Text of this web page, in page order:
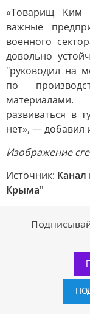
«Товарищ Ким
важные
военного
довольно
"руководил на
по
развиваться в
нет», — добавил
Изображение
Источник:
Крыма"